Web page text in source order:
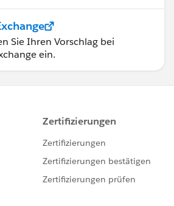
Sie Ihren Vorschlag bei
ein.